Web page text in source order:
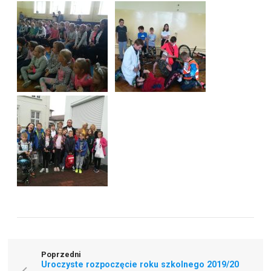
Poprzedni
Uroczyste rozpoczęcie roku szkolnego 2019/20